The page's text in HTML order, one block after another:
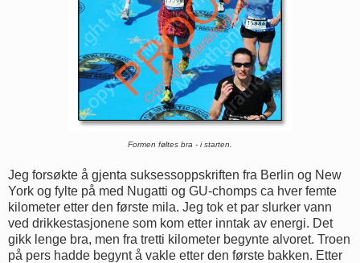
Formen føltes bra - i starten.
Jeg forsøkte å gjenta suksessoppskriften fra Berlin og New
York og fylte på med Nugatti og GU-chomps ca hver femte
kilometer etter den første mila. Jeg tok et par slurker vann
ved drikkestasjonene som kom etter inntak av energi. Det
gikk lenge bra, men fra tretti kilometer begynte alvoret. Troen
på pers hadde begynt å vakle etter den første bakken. Etter